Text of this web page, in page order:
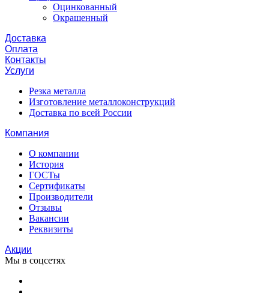
Оцинкованный
Окрашенный
Доставка
Оплата
Контакты
Услуги
Резка металла
Изготовление металлоконструкций
Доставка по всей России
Компания
О компании
История
ГОСТы
Сертификаты
Производители
Отзывы
Вакансии
Реквизиты
Акции
Мы в соцсетях